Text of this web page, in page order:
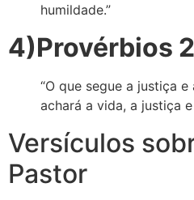
humildade.”
4)Provérbios
“O que segue a justiça
achará a vida, a justiça e
Versículos
Pastor